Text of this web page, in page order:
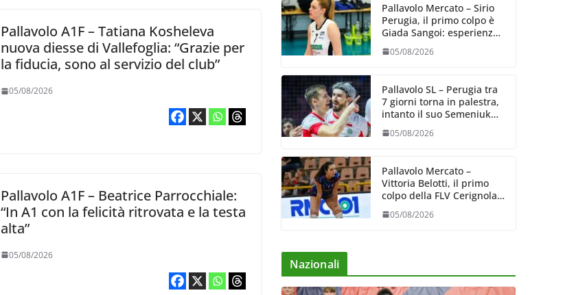
Pallavolo A1F – Tatiana Kosheleva
nuova diesse di Vallefoglia: “Grazie per
la fiducia, sono al servizio del club”
05/08/2026
Pallavolo A1F – Beatrice Parrocchiale:
“In A1 con la felicità ritrovata e la testa
alta”
05/08/2026
Pallavolo Mercato – Sirio
Perugia, il primo colpo è
Giada Sangoi: esperienza
e talento in attacco
05/08/2026
Pallavolo SL – Perugia tra
7 giorni torna in palestra,
intanto il suo Semeniuk
festeggia il bis in VNL
05/08/2026
Pallavolo Mercato –
Vittoria Belotti, il primo
colpo della FLV Cerignola:
esperienza e qualità al
centro
05/08/2026
Nazionali